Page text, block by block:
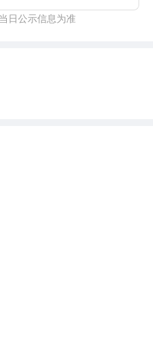
日公示信息为准